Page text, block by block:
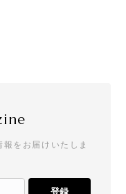
をお届けいたしま
登録